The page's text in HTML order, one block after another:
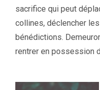
sacrifice qui peut
collines, déclencher
bénédictions.
rentrer en possession